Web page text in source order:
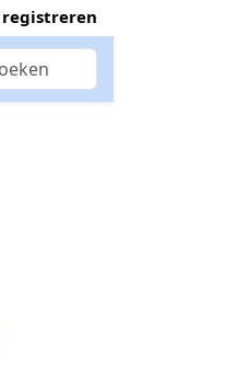
registreren